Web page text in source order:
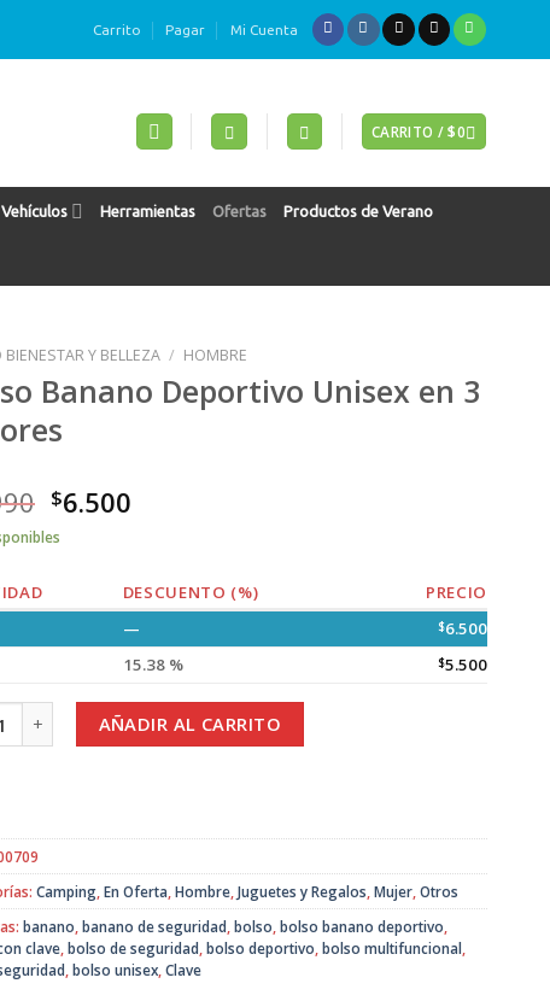
Carrito Pagar Mi Cuenta
CARRITO /$0
Herramientas Ofertas Productos de Verano
BIENESTAR Y BELLEZA / HOMBRE
Banano Deportivo Unisex en 3
$6.500
DESCUENTO (%)
PRECIO
— $6.500
15.38 % $5.500
Banano Deportivo Unisex en 3 Colores cantidad
AÑADIR AL CARRITO
Camping,En Oferta,Hombre,Juguetes y Regalos,Mujer,Otros
banano,banano de seguridad,bolso,bolso banano deportivo,
clave,bolso de seguridad,bolso deportivo,bolso multifuncional,
,bolso unisex,Clave